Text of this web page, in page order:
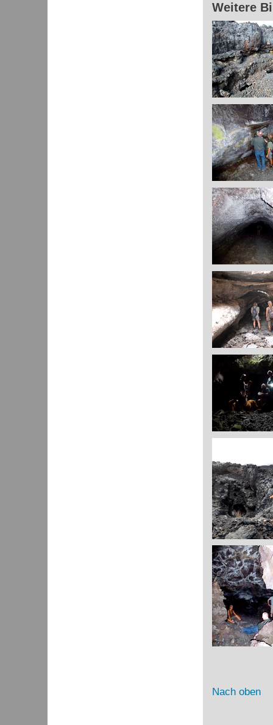
Weitere
Nach oben